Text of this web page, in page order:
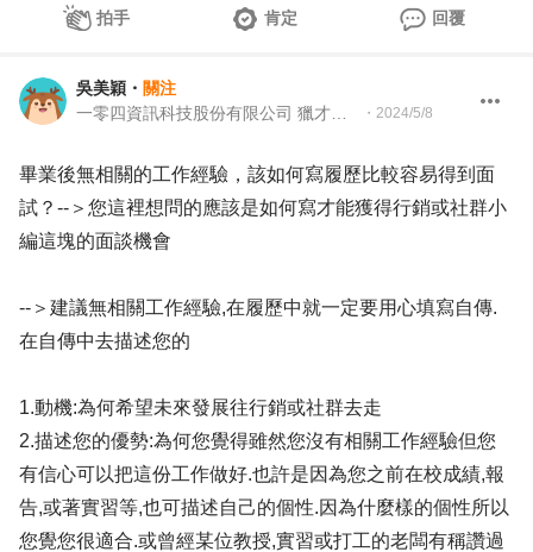
拍手 肯定 回覆
吳美穎 ・ 關注
・ 2024/5/8
畢業後無相關的工作經驗，該如何寫履歷比較容易得到面
試？--＞您這裡想問的應該是如何寫才能獲得行銷或社群小
編這塊的面談機會
--＞建議無相關工作經驗,在履歷中就一定要用心填寫自傳.
在自傳中去描述您的
1.動機:為何希望未來發展往行銷或社群去走
2.描述您的優勢:為何您覺得雖然您沒有相關工作經驗但您
有信心可以把這份工作做好.也許是因為您之前在校成績,報
告,或著實習等,也可描述自己的個性.因為什麼樣的個性所以
您覺您很適合.或曾經某位教授,實習或打工的老闆有稱讚過